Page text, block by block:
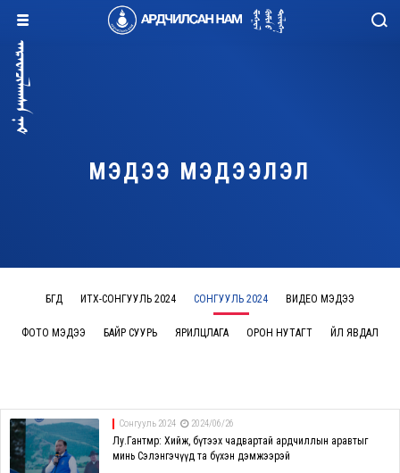
МЭДЭЭ МЭДЭЭЛЭЛ
БҮГД ИТХ-СОНГУУЛЬ 2024 СОНГУУЛЬ 2024 ВИДЕО МЭДЭЭ
ФОТО МЭДЭЭ БАЙР СУУРЬ ЯРИЛЦЛАГА ОРОН НУТАГТ ҮЙЛ ЯВДАЛ
Сонгууль 2024 2024/06/26
Лу.Гантөмөр: Хийж, бүтээх чадвартай ардчиллын аравтыг
минь Сэлэнгэчүүд та бүхэн дэмжээрэй